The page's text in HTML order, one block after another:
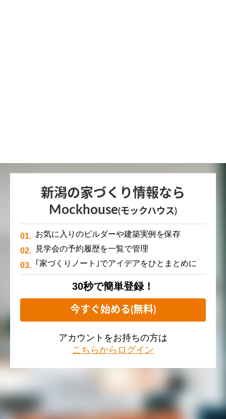
新潟の家づくり情報なら
Mockhouse(モックハウス)
お気に入りのビルダーや建築実例を保存
見学会の予約履歴を一覧で管理
｢家づくりノート｣でアイデアをひとまとめに
30秒で簡単登録！
今すぐ始める(無料)
アカウントをお持ちの方は
こちらからログイン